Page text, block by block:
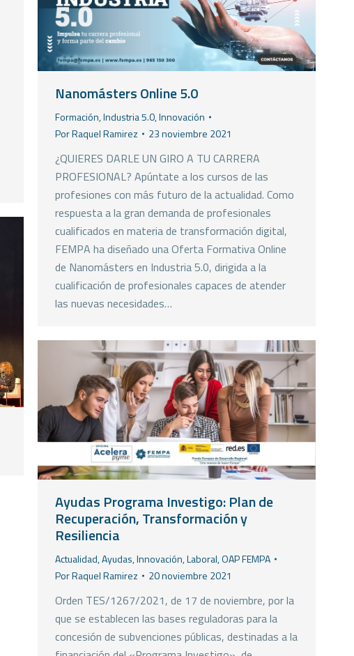
Nanomásters Online 5.0
Formación,Industria 5.0,Innovación
PorRaquel Ramirez 23 noviembre 2021
¿QUIERES DARLE UN GIRO A TU CARRERA
PROFESIONAL? Apúntate a los cursos de las
profesiones con más futuro de la actualidad. Como
respuesta a la gran demanda de profesionales
cualificados en materia de transformación digital,
FEMPA ha diseñado una Oferta Formativa Online
de Nanomásters en Industria 5.0, dirigida a la
cualificación de profesionales capaces de atender
las nuevas necesidades…
Ayudas Programa Investigo: Plan de
Recuperación, Transformación y
Resiliencia
Actualidad,Ayudas,Innovación,Laboral,OAP FEMPA
PorRaquel Ramirez 20 noviembre 2021
Orden TES/1267/2021, de 17 de noviembre, por la
que se establecen las bases reguladoras para la
concesión de subvenciones públicas, destinadas a la